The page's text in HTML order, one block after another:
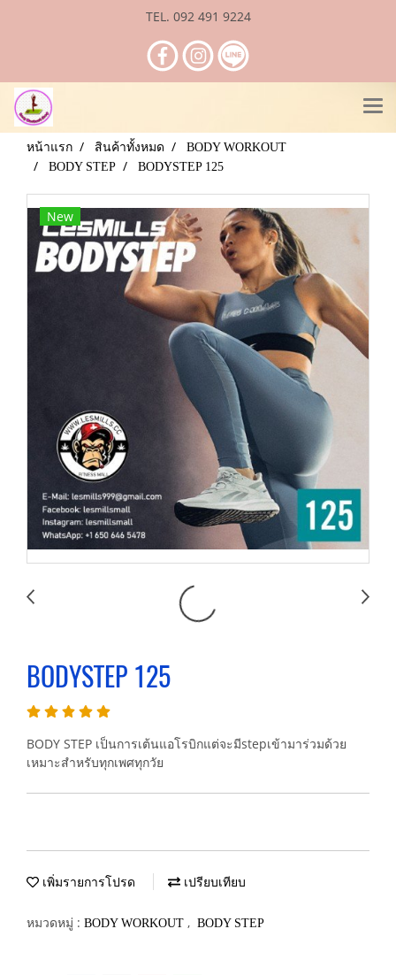
TEL. 092 491 9224
หน้าแรก สินค้าทั้งหมด
BODY WORKOUT
BODY STEP
BODYSTEP 125
New
BODYSTEP 125
BODY STEP เป็นการเต้นแอโรบิกแต่จะมีstepเข้ามาร่วมด้วย
เหมาะสำหรับทุกเพศทุกวัย
เพิ่มรายการโปรด เปรียบเทียบ
หมวดหมู่ : BODY WORKOUT , BODY STEP